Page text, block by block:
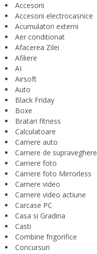
Accesorii
Accesorii electrocasnice
Acumulatori externi
Aer conditionat
Afacerea Zilei
Afiliere
AI
Airsoft
Auto
Black Friday
Boxe
Bratari fitness
Calculatoare
Camere auto
Camere de supraveghere
Camere foto
Camere foto Mirrorless
Camere video
Camere video actiune
Carcase PC
Casa si Gradina
Casti
Combine frigorifice
Concursuri